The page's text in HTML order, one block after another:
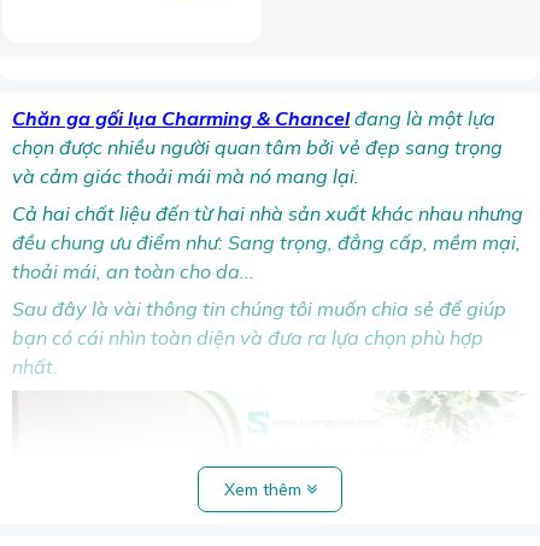
Chăn ga gối lụa Charming & Chancelđang là một lựa
chọn được nhiều người quan tâm bởi vẻ đẹp sang trọng
và cảm giác thoải mái mà nó mang lại.
Cả hai chất liệu đến từ hai nhà sản xuất khác nhau nhưng
đều chung ưu điểm như: Sang trọng, đẳng cấp, mềm mại,
thoải mái, an toàn cho da...
Sau đây là vài thông tin chúng tôi muốn chia sẻ để giúp
bạn có cái nhìn toàn diện và đưa ra lựa chọn phù hợp
nhất.
Xem thêm